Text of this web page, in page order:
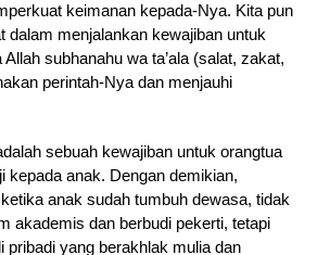
keimanan kepada-Nya. Kita pun
dalam menjalankan kewajiban untuk
subhanahu wa ta’ala (salat, zakat,
perintah-Nya dan menjauhi
sebuah kewajiban untuk orangtua
kepada anak. Dengan demikian,
anak sudah tumbuh dewasa, tidak
akademis dan berbudi pekerti, tetapi
pribadi yang berakhlak mulia dan